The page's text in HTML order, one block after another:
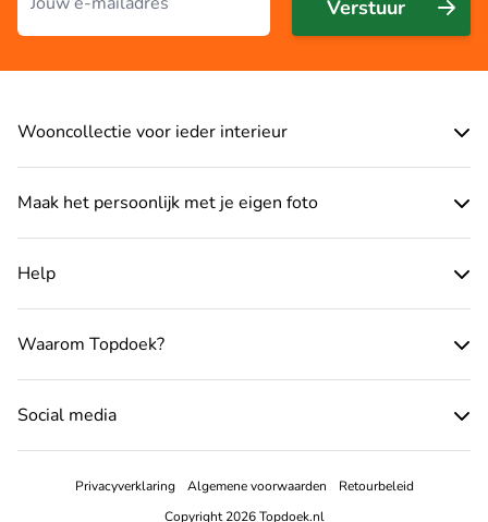
Verstuur
Wooncollectie voor ieder interieur
Maak het persoonlijk met je eigen foto
Help
Waarom Topdoek?
Social media
Privacyverklaring Algemene voorwaarden
Retourbeleid
Copyright 2026 Topdoek.nl